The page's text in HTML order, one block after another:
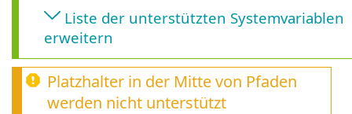
Liste der unterstützten Systemvariablen
erweitern
Platzhalter in der Mitte von Pfaden
werden nicht unterstützt